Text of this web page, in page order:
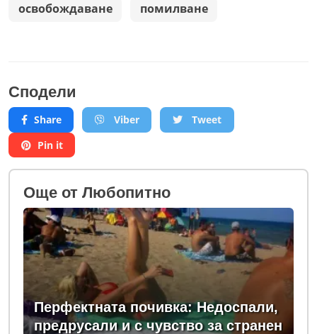
освобождаване помилване
Сподели
Share Viber
Tweet
Pin it
Oще от Любопитно
Перфектната почивка: Недоспали,
предрусали и с чувство за странен